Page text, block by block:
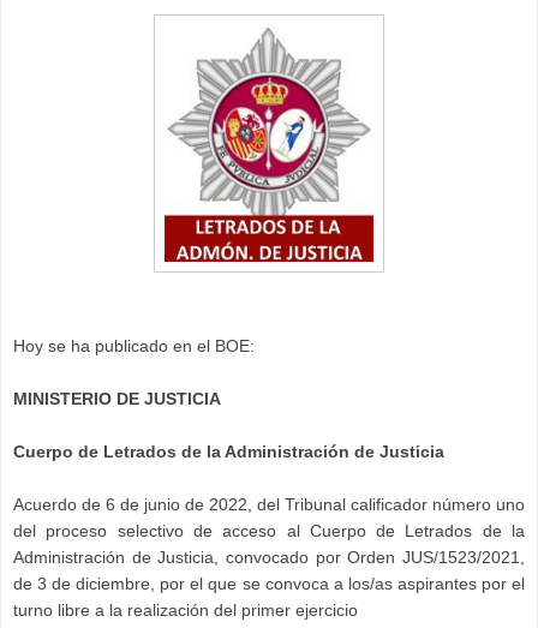
Hoy se ha publicado en el BOE:
MINISTERIO DE JUSTICIA
Cuerpo de Letrados de la Administración de Justicia
Acuerdo de 6 de junio de 2022, del Tribunal calificador número uno
del proceso selectivo de acceso al Cuerpo de Letrados de la
Administración de Justicia, convocado por Orden JUS/1523/2021,
de 3 de diciembre, por el que se convoca a los/as aspirantes por el
turno libre a la realización del primer ejercicio